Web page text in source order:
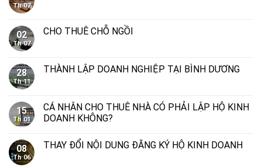
Th 07
02
Th 07
CHO THUÊ CHỖ NGỒI
28
Th 11
THÀNH LẬP DOANH NGHIỆP TẠI BÌNH DƯƠNG
15
Th 01
CÁ NHÂN CHO THUÊ NHÀ CÓ PHẢI LẬP HỘ KINH
DOANH KHÔNG?
08
Th 06
THAY ĐỔI NỘI DUNG ĐĂNG KÝ HỘ KINH DOANH